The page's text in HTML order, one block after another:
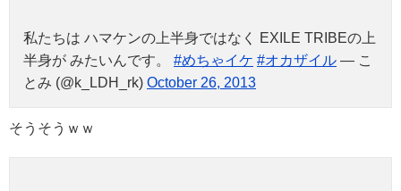
私たちは ハマケンの上半身ではなく EXILE TRIBEの上
半身が みたいんです。 #めちゃイケ #オカザイル — こ
とみ (@k_LDH_rk) October 26, 2013
そうそうｗｗ